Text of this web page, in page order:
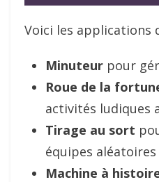
Voici les applications
Minuteur pour
Roue de la
activités ludiques
Tirage au sort
équipes aléatoires
Machine à